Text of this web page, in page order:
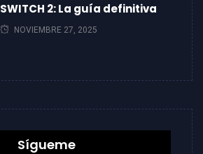
SWITCH 2: La guía definitiva
NOVIEMBRE 27, 2025
Sígueme